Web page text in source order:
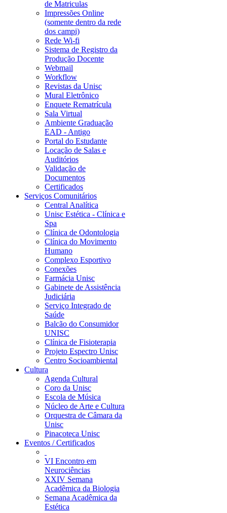
de Matriculas
Impressões Online
(somente dentro da rede
dos campi)
Rede Wi-fi
Sistema de Registro da
Produção Docente
Webmail
Workflow
Revistas da Unisc
Mural Eletrônico
Enquete Rematrícula
Sala Virtual
Ambiente Graduação
EAD - Antigo
Portal do Estudante
Locação de Salas e
Auditórios
Validação de
Documentos
Certificados
Serviços Comunitários
Central Analítica
Unisc Estética - Clínica e
Spa
Clínica de Odontologia
Clínica do Movimento
Humano
Complexo Esportivo
Conexões
Farmácia Unisc
Gabinete de Assistência
Judiciária
Serviço Integrado de
Saúde
Balcão do Consumidor
UNISC
Clínica de Fisioterapia
Projeto Espectro Unisc
Centro Socioambiental
Cultura
Agenda Cultural
Coro da Unisc
Escola de Música
Núcleo de Arte e Cultura
Orquestra de Câmara da
Unisc
Pinacoteca Unisc
Eventos / Certificados
VI Encontro em
Neurociências
XXIV Semana
Acadêmica da Biologia
Semana Acadêmica da
Estética